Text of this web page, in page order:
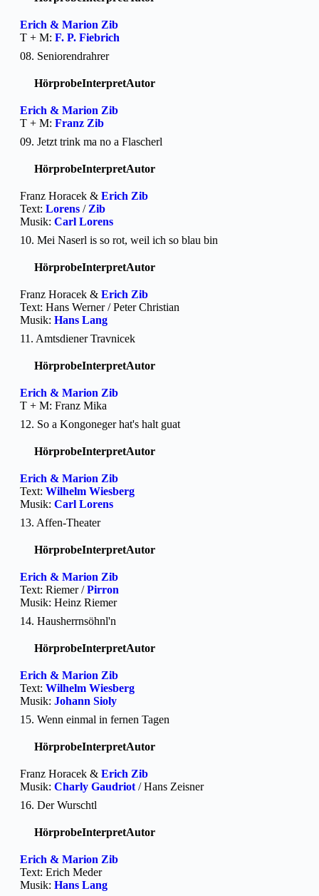
Erich & Marion Zib
T + M: F. P. Fiebrich
08. Seniorendrahrer
HörprobeInterpretAutor
Erich & Marion Zib
T + M: Franz Zib
09. Jetzt trink ma no a Flascherl
HörprobeInterpretAutor
Franz Horacek & Erich Zib
Text: Lorens / Zib
Musik: Carl Lorens
10. Mei Naserl is so rot, weil ich so blau bin
HörprobeInterpretAutor
Franz Horacek & Erich Zib
Text: Hans Werner / Peter Christian
Musik: Hans Lang
11. Amtsdiener Travnicek
HörprobeInterpretAutor
Erich & Marion Zib
T + M: Franz Mika
12. So a Kongoneger hat's halt guat
HörprobeInterpretAutor
Erich & Marion Zib
Text: Wilhelm Wiesberg
Musik: Carl Lorens
13. Affen-Theater
HörprobeInterpretAutor
Erich & Marion Zib
Text: Riemer /Pirron
Musik: Heinz Riemer
14. Hausherrnsöhnl'n
HörprobeInterpretAutor
Erich & Marion Zib
Text: Wilhelm Wiesberg
Musik: Johann Sioly
15. Wenn einmal in fernen Tagen
HörprobeInterpretAutor
Franz Horacek & Erich Zib
Musik: Charly Gaudriot / Hans Zeisner
16. Der Wurschtl
HörprobeInterpretAutor
Erich & Marion Zib
Text: Erich Meder
Musik: Hans Lang